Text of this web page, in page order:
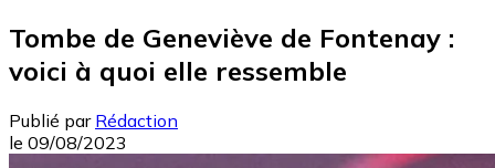
Tombe de Geneviève de Fontenay :
voici à quoi elle ressemble
Publié par Rédaction
le 09/08/2023